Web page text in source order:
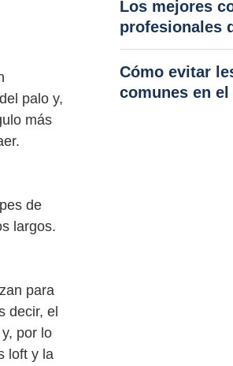
palo y,
más
de
largos.
para
decir, el
por lo
loft y la
Los mejores
profesionales
Cómo evitar
comunes en